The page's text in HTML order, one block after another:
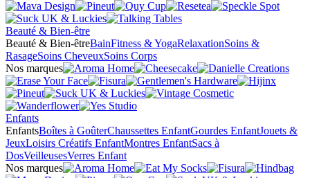
Beauté & Bien-être
Beauté & Bien-êtreBainFitness & YogaRelaxationSoins &
RasageSoins CheveuxSoins Corps
Nos marques
Enfants
EnfantsBoîtes à GoûterChaussettes EnfantGourdes EnfantJouets &
JeuxLoisirs Créatifs EnfantMontres EnfantSacs à
DosVeilleusesVerres Enfant
Nos marques